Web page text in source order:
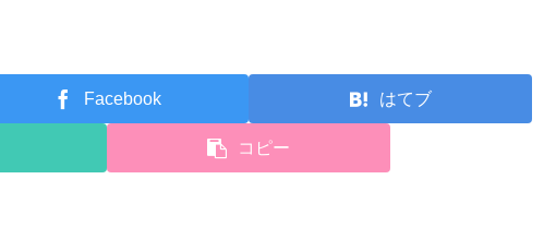
Facebook はてブ
コピー